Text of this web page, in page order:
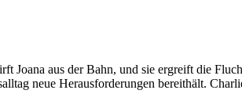
Joana aus der Bahn, und sie ergreift die
neue Herausforderungen bereithält.